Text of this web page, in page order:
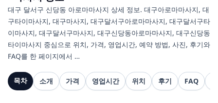
대구 달서구 신당동 아로마마사지 상세 정보. 대구아로마마사지, 대
구타이마사지, 대구마사지, 대구달서구아로마마사지, 대구달서구타
이마사지, 대구달서구마사지, 대구신당동아로마마사지, 대구신당동
타이마사지 중심으로 위치, 가격, 영업시간, 예약 방법, 사진, 후기와
FAQ를 한 페이지에서 …
목차 소개 가격 영업시간 위치 후기 FAQ